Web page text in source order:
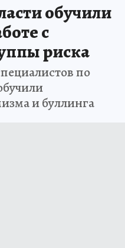
обучили
с
риска
по
и буллинга